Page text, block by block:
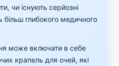
чи існують серйозні
більш глибокого медичного
може включати в себе
крапель для очей, які